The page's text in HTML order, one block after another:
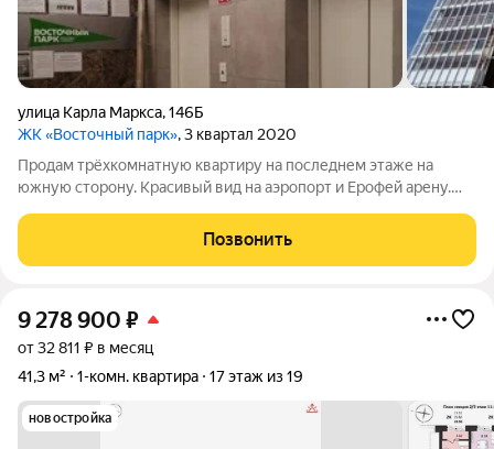
улица Карла Маркса,146Б
ЖК «Восточный парк», 3 квартал 2020
Продам трёхкомнатную квартиру на последнем этаже на
южную сторону. Красивый вид на аэропорт и Ерофей арену.
лоджии. Большая придомовая территория с беседками,
беговой дорожкой, местами для отдыха.
Позвонить
9 278 900 ₽
от 32 811 ₽ в месяц
41,3 м²
1-комн. квартира 17 этаж из 19
новостройка